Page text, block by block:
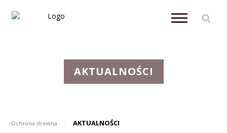
AKTUALNOŚCI
Ochrona drewna AKTUALNOŚCI